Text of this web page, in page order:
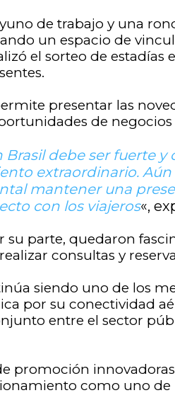
de trabajo y una
un espacio de
el sorteo de
presentar las
de
debe ser fuerte
extraordinario.
mantener una
con los viajeros«,
su parte, quedaron
consultas y
siendo uno de los
por su conectividad
entre el sector
promoción
como uno